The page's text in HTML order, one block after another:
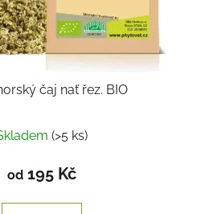
čaj nať řez. BIO
(>5 ks)
od 195 Kč